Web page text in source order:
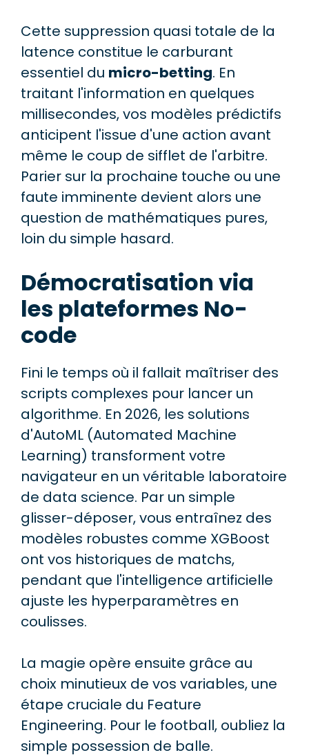
Cette suppression quasi totale de la
latence constitue le carburant
essentiel du micro-betting. En
traitant l'information en quelques
millisecondes, vos modèles prédictifs
anticipent l'issue d'une action avant
même le coup de sifflet de l'arbitre.
Parier sur la prochaine touche ou une
faute imminente devient alors une
question de mathématiques pures,
loin du simple hasard.
Démocratisation via
les plateformes No-
code
Fini le temps où il fallait maîtriser des
scripts complexes pour lancer un
algorithme. En 2026, les solutions
d'AutoML (Automated Machine
Learning) transforment votre
navigateur en un véritable laboratoire
de data science. Par un simple
glisser-déposer, vous entraînez des
modèles robustes comme XGBoost
ont vos historiques de matchs,
pendant que l'intelligence artificielle
ajuste les hyperparamètres en
coulisses.
La magie opère ensuite grâce au
choix minutieux de vos variables, une
étape cruciale du Feature
Engineering. Pour le football, oubliez la
simple possession de balle.